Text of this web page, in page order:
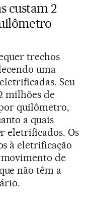
custam 2
trechos
uma
Seu
milhões de
quilômetro,
a quais
eletrificados. Os
à eletrificação
de
não têm a